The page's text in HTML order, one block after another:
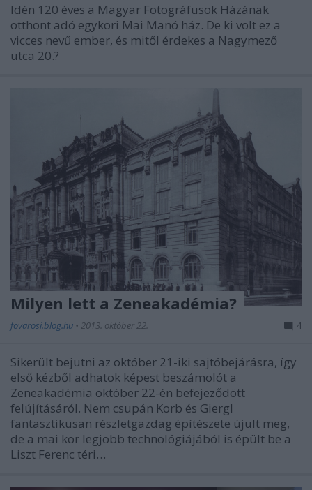
Idén 120 éves a Magyar Fotográfusok Házának
otthont adó egykori Mai Manó ház. De ki volt ez a
vicces nevű ember, és mitől érdekes a Nagymező
utca 20.?
Milyen lett a Zeneakadémia?
fovarosi.blog.hu • 2013. október 22. 4
Sikerült bejutni az október 21-iki sajtóbejárásra, így
első kézből adhatok képest beszámolót a
Zeneakadémia október 22-én befejeződött
felújításáról. Nem csupán Korb és Giergl
fantasztikusan részletgazdag építészete újult meg,
de a mai kor legjobb technológiájából is épült be a
Liszt Ferenc téri…